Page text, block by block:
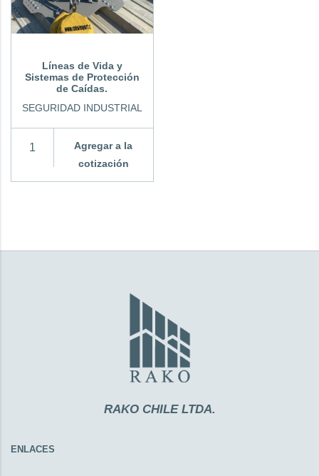
Líneas de Vida y
Sistemas de Protección
de Caídas.
SEGURIDAD INDUSTRIAL
Agregar a la
cotización
RAKO CHILE LTDA.
ENLACES